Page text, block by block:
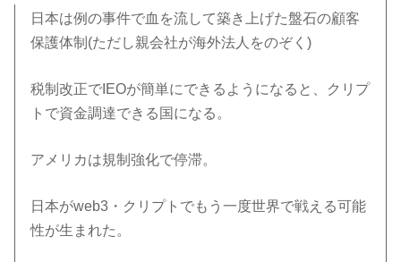
日本は例の事件で血を流して築き上げた盤石の顧客
保護体制(ただし親会社が海外法人をのぞく)
税制改正でIEOが簡単にできるようになると、クリプ
トで資金調達できる国になる。
アメリカは規制強化で停滞。
日本がweb3・クリプトでもう一度世界で戦える可能
性が生まれた。